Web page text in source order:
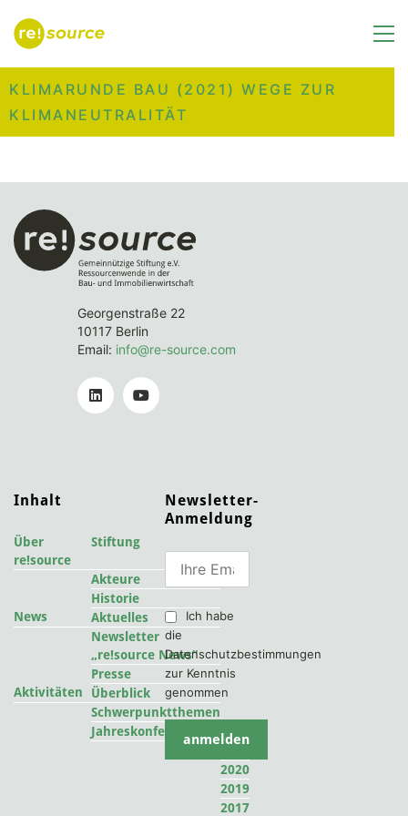
KLIMARUNDE BAU (2021) WEGE ZUR
KLIMANEUTRALITÄT
Georgenstraße 22
10117 Berlin
Email: info@re-source.com
Inhalt
Über
re!source
Stiftung
Akteure
Historie
News
Aktuelles
Newsletter
„re!source News“
Presse
Aktivitäten
Überblick
Schwerpunktthemen
Jahreskonferenzen
2022
2020
2019
2017
Newsletter-
Anmeldung
Ich habe
die
Datenschutzbestimmungen
zur Kenntnis
genommen